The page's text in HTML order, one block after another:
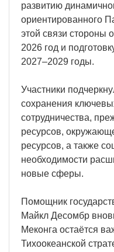
развитию
ориентированного
этой связи стороны
2026 год и
2027–2029 годы.
Участники
сохранения
сотрудничества,
ресурсов,
ресурсов, а также
необходимости
новые сферы.
Помощник
Майкл Десомбр
Меконга остаётся
Тихоокеанской